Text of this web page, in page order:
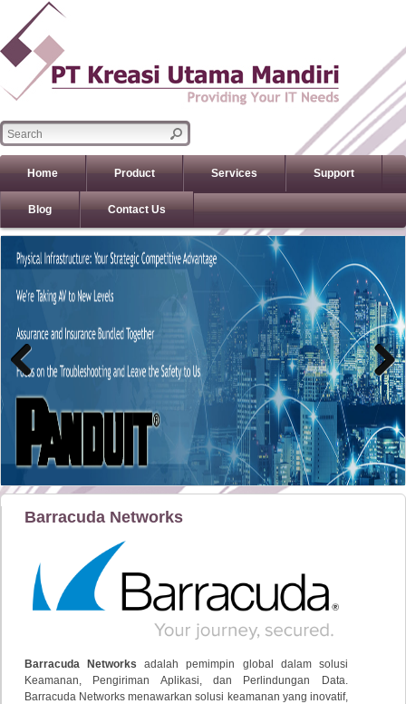
Home Product Services Support
Blog Contact Us
Next
Next
Barracuda Networks
Barracuda Networks adalah pemimpin global dalam solusi
Keamanan, Pengiriman Aplikasi, dan Perlindungan Data.
Barracuda Networks menawarkan solusi keamanan yang inovatif,